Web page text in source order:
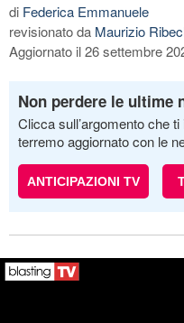
di Federica Emmanuele
revisionato da Maurizio
Aggiornato il 26 settembre
Non perdere le ultime
Clicca sull’argomento che
terremo aggiornato con le
ANTICIPAZIONI TV